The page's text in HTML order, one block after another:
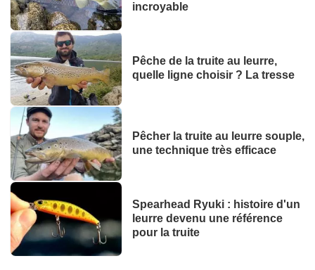
incroyable
Pêche de la truite au leurre,
quelle ligne choisir ? La tresse
Pêcher la truite au leurre souple,
une technique très efficace
Spearhead Ryuki : histoire d'un
leurre devenu une référence
pour la truite